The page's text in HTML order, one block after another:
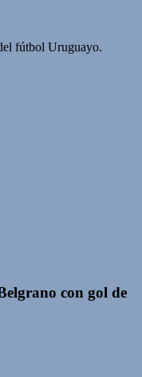
fútbol Uruguayo.
con gol de